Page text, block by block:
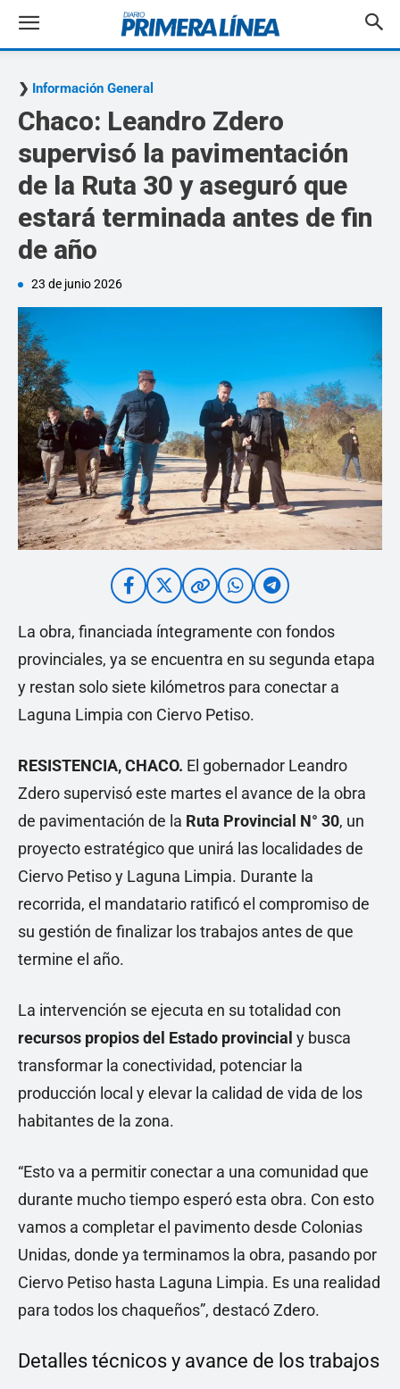
Información General
Chaco: Leandro Zdero
supervisó la pavimentación
de la Ruta 30 y aseguró que
estará terminada antes de fin
de año
23 de junio 2026
La obra, financiada íntegramente con fondos
provinciales, ya se encuentra en su segunda etapa
y restan solo siete kilómetros para conectar a
Laguna Limpia con Ciervo Petiso.
RESISTENCIA, CHACO. El gobernador Leandro
Zdero supervisó este martes el avance de la obra
de pavimentación de la Ruta Provincial N° 30, un
proyecto estratégico que unirá las localidades de
Ciervo Petiso y Laguna Limpia. Durante la
recorrida, el mandatario ratificó el compromiso de
su gestión de finalizar los trabajos antes de que
termine el año.
La intervención se ejecuta en su totalidad con
recursos propios del Estado provincial y busca
transformar la conectividad, potenciar la
producción local y elevar la calidad de vida de los
habitantes de la zona.
“Esto va a permitir conectar a una comunidad que
durante mucho tiempo esperó esta obra. Con esto
vamos a completar el pavimento desde Colonias
Unidas, donde ya terminamos la obra, pasando por
Ciervo Petiso hasta Laguna Limpia. Es una realidad
para todos los chaqueños”, destacó Zdero.
Detalles técnicos y avance de los trabajos